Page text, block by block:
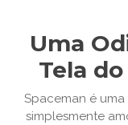
Uma
Tela
Spaceman é
simplesmente